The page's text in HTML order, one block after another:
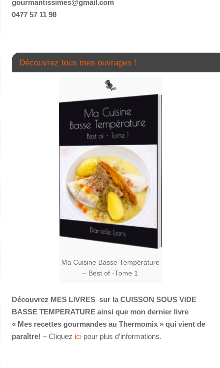
gourmantissimes@gmail.com
0477 57 11 98
Découvrez tous mes ouvrages !
Ma Cuisine Basse Température
– Best of -Tome 1
Découvrez MES LIVRES sur la CUISSON SOUS VIDE
BASSE TEMPERATURE ainsi que mon dernier livre
« Mes recettes gourmandes au Thermomix » qui vient de
paraître! – Cliquez icipour plus d’informations.